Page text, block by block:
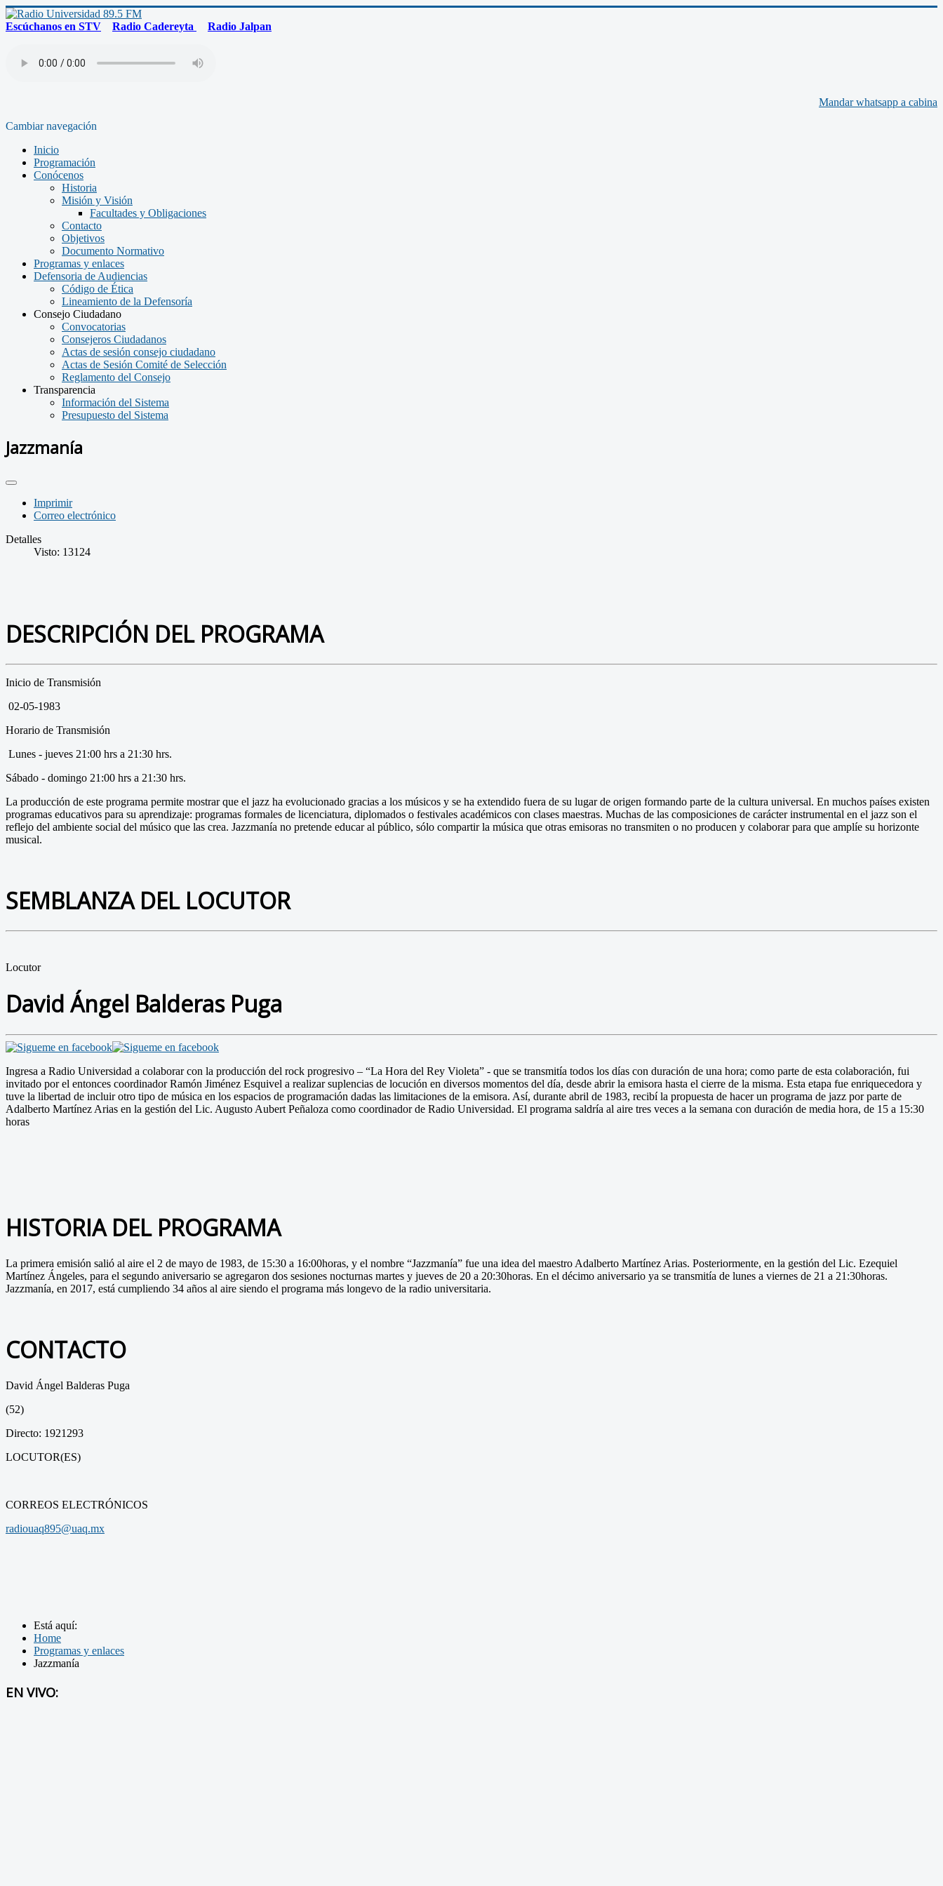
Escúchanos en STV Radio Cadereyta Radio Jalpan
Mandar whatsapp a cabina
Cambiar navegación
Inicio
Programación
Conócenos
Historia
Misión y Visión
Facultades y Obligaciones
Contacto
Objetivos
Documento Normativo
Programas y enlaces
Defensoria de Audiencias
Código de Ética
Lineamiento de la Defensoría
Consejo Ciudadano
Convocatorias
Consejeros Ciudadanos
Actas de sesión consejo ciudadano
Actas de Sesión Comité de Selección
Reglamento del Consejo
Transparencia
Información del Sistema
Presupuesto del Sistema
Jazzmanía
Imprimir
Correo electrónico
Detalles
Visto: 13124
DESCRIPCIÓN DEL PROGRAMA
Inicio de Transmisión
02-05-1983
Horario de Transmisión
Lunes - jueves 21:00 hrs a 21:30 hrs.
Sábado - domingo 21:00 hrs a 21:30 hrs.
La producción de este programa permite mostrar que el jazz ha evolucionado gracias a los músicos y se ha extendido fuera de su lugar de origen formando parte de la cultura universal. En muchos países existen
programas educativos para su aprendizaje: programas formales de licenciatura, diplomados o festivales académicos con clases maestras. Muchas de las composiciones de carácter instrumental en el jazz son el
reflejo del ambiente social del músico que las crea. Jazzmanía no pretende educar al público, sólo compartir la música que otras emisoras no transmiten o no producen y colaborar para que amplíe su horizonte
musical.
SEMBLANZA DEL LOCUTOR
Locutor
David Ángel Balderas Puga
Ingresa a Radio Universidad a colaborar con la producción del rock progresivo – “La Hora del Rey Violeta” - que se transmitía todos los días con duración de una hora; como parte de esta colaboración, fui
invitado por el entonces coordinador Ramón Jiménez Esquivel a realizar suplencias de locución en diversos momentos del día, desde abrir la emisora hasta el cierre de la misma. Esta etapa fue enriquecedora y
tuve la libertad de incluir otro tipo de música en los espacios de programación dadas las limitaciones de la emisora. Así, durante abril de 1983, recibí la propuesta de hacer un programa de jazz por parte de
Adalberto Martínez Arias en la gestión del Lic. Augusto Aubert Peñaloza como coordinador de Radio Universidad. El programa saldría al aire tres veces a la semana con duración de media hora, de 15 a 15:30
horas
HISTORIA DEL PROGRAMA
La primera emisión salió al aire el 2 de mayo de 1983, de 15:30 a 16:00horas, y el nombre “Jazzmanía” fue una idea del maestro Adalberto Martínez Arias. Posteriormente, en la gestión del Lic. Ezequiel
Martínez Ángeles, para el segundo aniversario se agregaron dos sesiones nocturnas martes y jueves de 20 a 20:30horas. En el décimo aniversario ya se transmitía de lunes a viernes de 21 a 21:30horas.
Jazzmanía, en 2017, está cumpliendo 34 años al aire siendo el programa más longevo de la radio universitaria.
CONTACTO
David Ángel Balderas Puga
(52)
Directo: 1921293
LOCUTOR(ES)
CORREOS ELECTRÓNICOS
radiouaq895@uaq.mx
Está aquí:
Home
Programas y enlaces
Jazzmanía
EN VIVO: